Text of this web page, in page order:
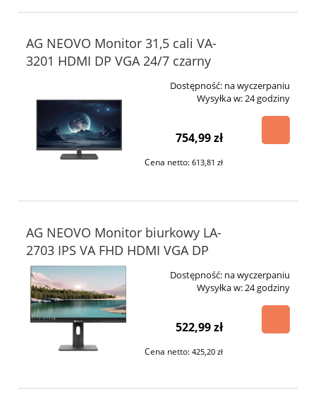
AG NEOVO Monitor 31,5 cali VA-
3201 HDMI DP VGA 24/7 czarny
Dostępność: na wyczerpaniu
Wysyłka w:24 godziny
754,99 zł
Cena netto:613,81 zł
AG NEOVO Monitor biurkowy LA-
2703 IPS VA FHD HDMI VGA DP
Dostępność: na wyczerpaniu
Wysyłka w:24 godziny
522,99 zł
Cena netto:425,20 zł